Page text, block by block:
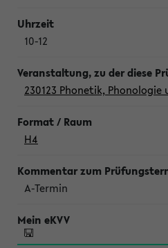
10-12
230123 Phonetik,
H4
A-Termin